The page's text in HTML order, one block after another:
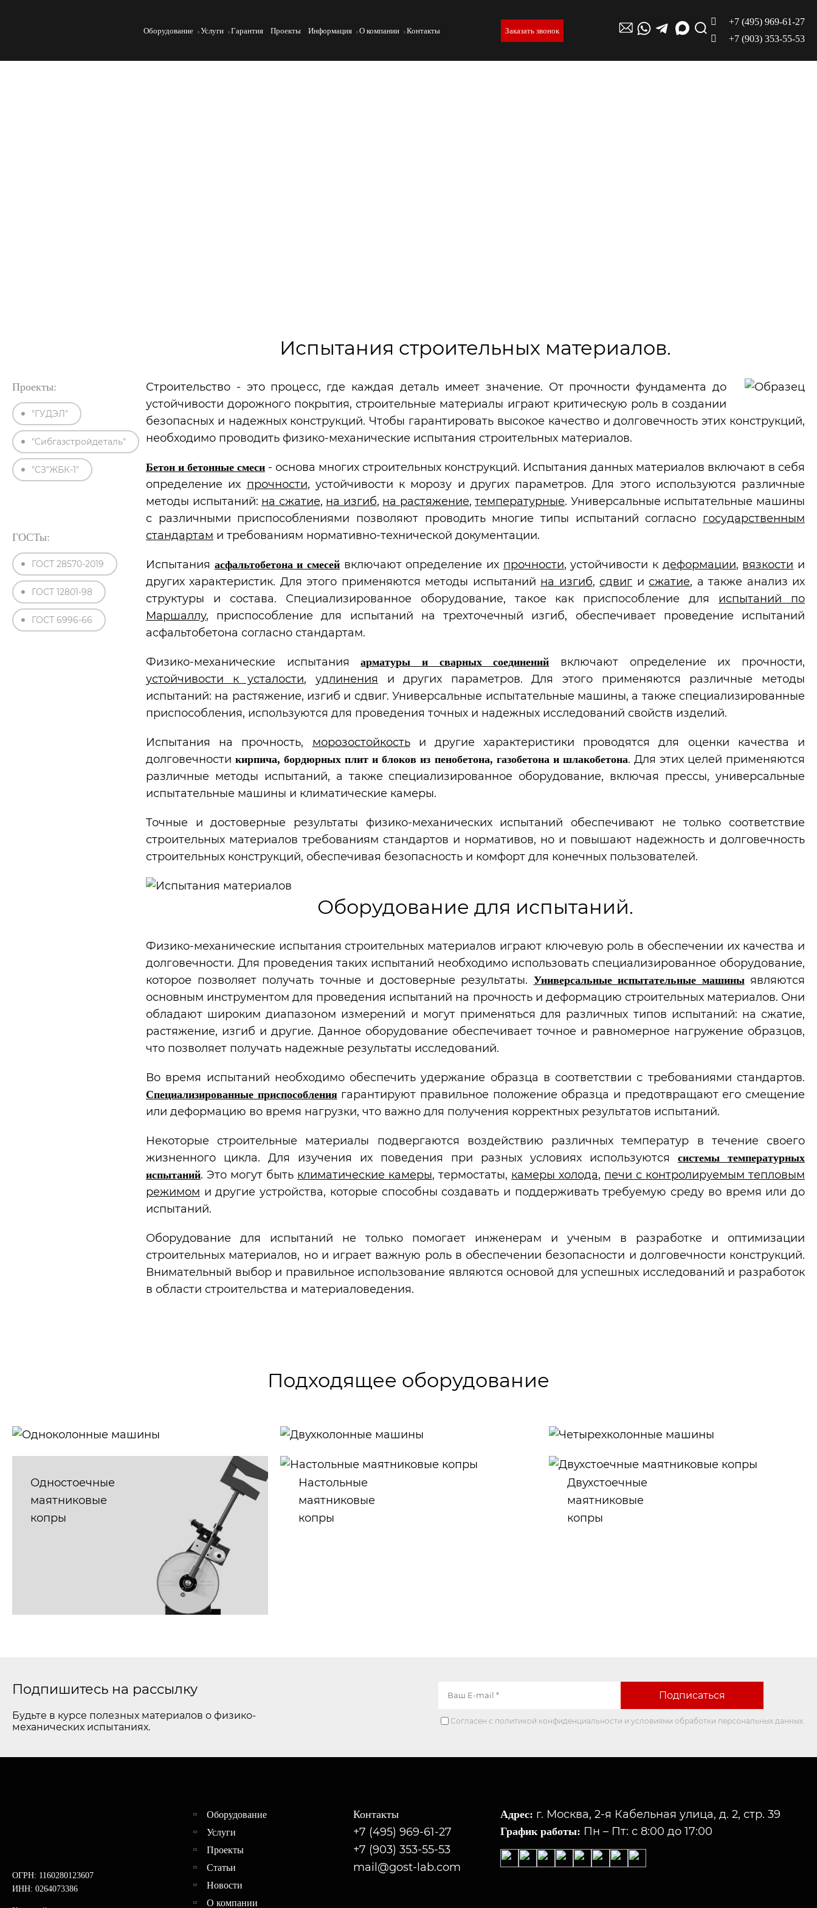
Оборудование Услуги Гарантия Проекты Информация О компании Контакты Заказать звонок
+7 (495) 969-61-27
+7 (903) 353-55-53
Проекты:
"ГУДЭЛ"
"Сибгазстройдеталь"
"СЗ"ЖБК-1"
ГОСТы:
ГОСТ 28570-2019
ГОСТ 12801-98
ГОСТ 6996-66
Испытания строительных материалов.
Строительство - это процесс, где каждая деталь имеет значение. От прочности фундамента до
устойчивости дорожного покрытия, строительные материалы играют критическую роль в создании
безопасных и надежных конструкций. Чтобы гарантировать высокое качество и долговечность этих конструкций,
необходимо проводить физико-механические испытания строительных материалов.
Бетон и бетонные смеси - основа многих строительных конструкций. Испытания данных материалов включают в себя
определение их прочности, устойчивости к морозу и других параметров. Для этого используются различные
методы испытаний: на сжатие, на изгиб, на растяжение,температурные. Универсальные испытательные машины
с различными приспособлениями позволяют проводить многие типы испытаний согласно государственным
стандартам и требованиям нормативно-технической документации.
Испытания асфальтобетона и смесей включают определение их прочности, устойчивости к деформации, вязкости и
других характеристик. Для этого применяются методы испытаний на изгиб, сдвиг и сжатие, а также анализ их
структуры и состава. Специализированное оборудование, такое как приспособление для испытаний по
Маршаллу, приспособление для испытаний на трехточечный изгиб, обеспечивает проведение испытаний
асфальтобетона согласно стандартам.
Физико-механические испытанияарматуры и сварных соединений включают определение их прочности,
устойчивости к усталости, удлинения и других параметров. Для этого применяются различные методы
испытаний: на растяжение, изгиб и сдвиг. Универсальные испытательные машины, а также специализированные
приспособления, используются для проведения точных и надежных исследований свойств изделий.
Испытания на прочность, морозостойкостьи другие характеристики проводятся для оценки качества и
долговечностикирпича, бордюрных плит и блоков из пенобетона, газобетона и шлакобетона. Для этих целей применяются
различные методы испытаний, а также специализированное оборудование, включая прессы, универсальные
испытательные машины и климатические камеры.
Точные и достоверные результаты физико-механических испытаний обеспечивают не только соответствие
строительных материалов требованиям стандартов и нормативов, но и повышают надежность и долговечность
строительных конструкций, обеспечивая безопасность и комфорт для конечных пользователей.
Оборудование для испытаний.
Физико-механические испытания строительных материалов играют ключевую роль в обеспечении их качества и
долговечности. Для проведения таких испытаний необходимо использовать специализированное оборудование,
которое позволяет получать точные и достоверные результаты. Универсальные испытательные машиныявляются
основным инструментом для проведения испытаний на прочность и деформацию строительных материалов. Они
обладают широким диапазоном измерений и могут применяться для различных типов испытаний: на сжатие,
растяжение, изгиб и другие. Данное оборудование обеспечивает точное и равномерное нагружение образцов,
что позволяет получать надежные результаты исследований.
Во время испытаний необходимо обеспечить удержание образца в соответствии с требованиями стандартов.
Специализированные приспособлениягарантируют правильное положение образца и предотвращают его смещение
или деформацию во время нагрузки, что важно для получения корректных результатов испытаний.
Некоторые строительные материалы подвергаются воздействию различных температур в течение своего
жизненного цикла. Для изучения их поведения при разных условиях используются системы температурных
испытаний. Это могут быть климатические камеры, термостаты, камеры холода, печи с контролируемым тепловым
режимом и другие устройства, которые способны создавать и поддерживать требуемую среду во время или до
испытаний.
Оборудование для испытаний не только помогает инженерам и ученым в разработке и оптимизации
строительных материалов, но и играет важную роль в обеспечении безопасности и долговечности конструкций.
Внимательный выбор и правильное использование являются основой для успешных исследований и разработок
в области строительства и материаловедения.
Подходящее оборудование
Одноколонные
машины
машины
Одностоечные
маятниковые
копры
Настольные
маятниковые
копры
Двухстоечные
маятниковые
копры
Подпишитесь на рассылку
Будьте в курсе полезных материалов о физико-
механических испытаниях.
Согласен с политикой конфиденциальности и условиями обработки персональных данных.
ОГРН: 1160280123607
ИНН: 0264073386
Оборудование
Услуги
Проекты
Статьи
Новости
О компании
Контакты
+7 (495) 969-61-27
+7 (903) 353-55-53
mail@gost-lab.com
Адрес: г. Москва, 2-я Кабельная улица, д. 2, стр. 39
График работы: Пн – Пт: с 8:00 до 17:00